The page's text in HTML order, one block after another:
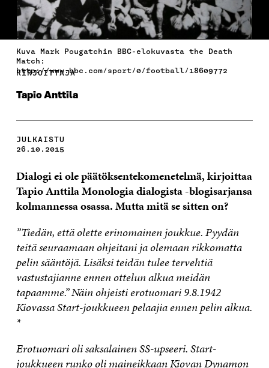
Kuva Mark Pougatchin BBC-elokuvasta the Death
Match:
http://www.bbc.com/sport/0/football/18609772
KIRJOITTAJA
Tapio Anttila
JULKAISTU
26.10.2015
Dialogi ei ole päätöksentekomenetelmä, kirjoittaa
Tapio AnttilaMonologia dialogista -blogisarjansa
kolmannessa osassa. Mutta mitä se sitten on?
”Tiedän, että olette erinomainen joukkue. Pyydän
teitä seuraamaan ohjeitani ja olemaan rikkomatta
pelin sääntöjä. Lisäksi teidän tulee tervehtiä
vastustajianne ennen ottelun alkua meidän
tapaamme.” Näin ohjeisti erotuomari 9.8.1942
Kiovassa Start-joukkueen pelaajia ennen pelin alkua.
*
Erotuomari oli saksalainen SS-upseeri. Start-
joukkueen runko oli maineikkaan Kiovan Dynamon